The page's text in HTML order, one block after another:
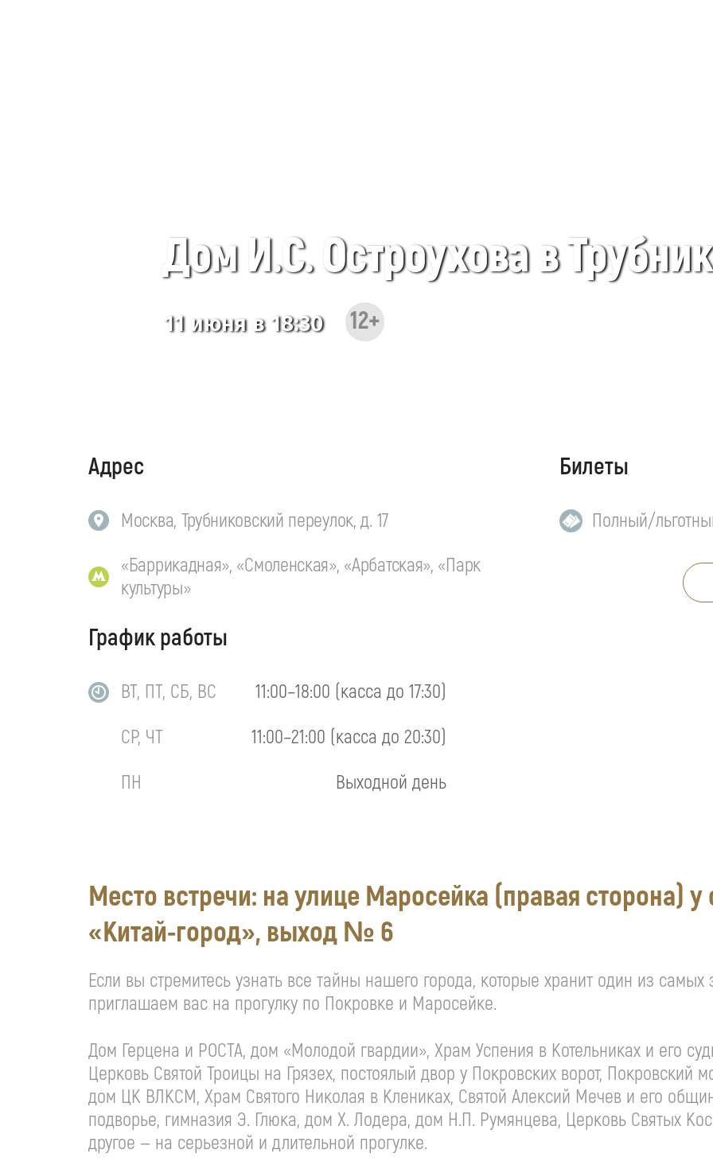
Дом И.С. Остроухова в
11 июня в 18:30 12+
Адрес
Москва, Трубниковский переулок, д. 17
«Баррикадная», «Смоленская», «Арбатская», «Парк
культуры»
График работы
ВТ, ПТ, СБ, ВС
11:00–18:00 (касса до 17:30)
СР, ЧТ
11:00–21:00 (касса до 20:30)
ПН
Выходной день
Билеты
Полный/
Место встречи: на улице Маросейка (правая сторона) у
«Китай-город», выход № 6
Если вы стремитесь узнать все тайны нашего города, которые хранит один из
приглашаем вас на прогулку по Покровке и Маросейке.
Дом Герцена и РОСТА, дом «Молодой гвардии», Храм Успения в Котельниках и его
Церковь Святой Троицы на Грязех, постоялый двор у Покровских ворот, Покровский
дом ЦК ВЛКСМ, Храм Святого Николая в Клениках, Святой Алексий Мечев и его
подворье, гимназия Э. Глюка, дом Х. Лодера, дом Н.П. Румянцева, Церковь Святых
другое — на серьезной и длительной прогулке.